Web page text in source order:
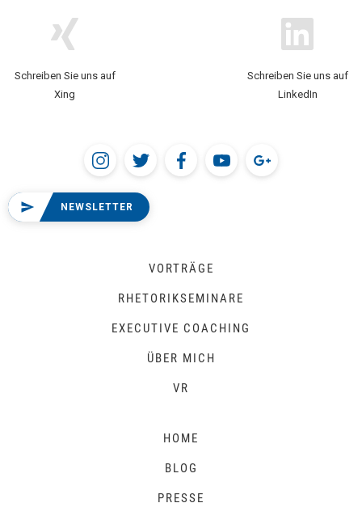
Schreiben Sie uns auf
Xing
Schreiben Sie uns auf
LinkedIn
NEWSLETTER
HOME
VORTRÄGE
RHETORIKSEMINARE
EXECUTIVE COACHING
ÜBER MICH
VR
BLOG
PRESSE